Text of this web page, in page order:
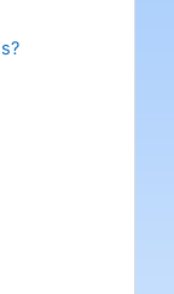
Página